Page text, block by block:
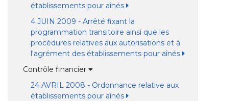
établissements pour aînés
4 JUIN 2009 - Arrêté fixant la
programmation transitoire ainsi que les
procédures relatives aux autorisations et à
l'agrément des établissements pour aînés
Contrôle financier
24 AVRIL 2008 - Ordonnance relative aux
établissements pour aînés